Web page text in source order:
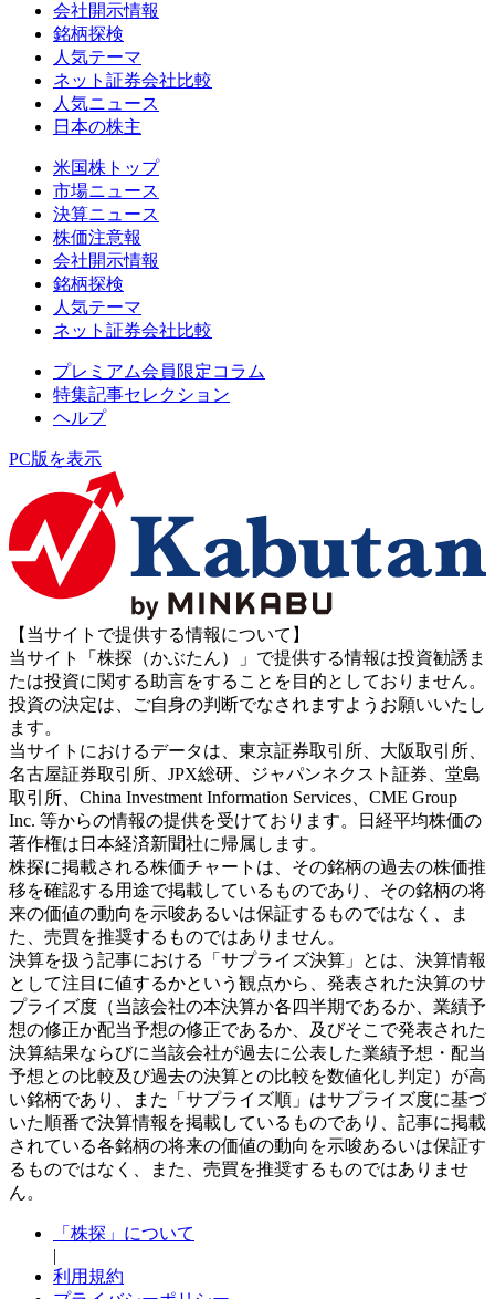
会社開示情報
銘柄探検
人気テーマ
ネット証券会社比較
人気ニュース
日本の株主
米国株トップ
市場ニュース
決算ニュース
株価注意報
会社開示情報
銘柄探検
人気テーマ
ネット証券会社比較
プレミアム会員限定コラム
特集記事セレクション
ヘルプ
PC版を表示
【当サイトで提供する情報について】
当サイト「株探（かぶたん）」で提供する情報は投資勧誘ま
たは投資に関する助言をすることを目的としておりません。
投資の決定は、ご自身の判断でなされますようお願いいたし
ます。
当サイトにおけるデータは、東京証券取引所、大阪取引所、
名古屋証券取引所、JPX総研、ジャパンネクスト証券、堂島
取引所、China Investment Information Services、CME Group
Inc. 等からの情報の提供を受けております。日経平均株価の
著作権は日本経済新聞社に帰属します。
株探に掲載される株価チャートは、その銘柄の過去の株価推
移を確認する用途で掲載しているものであり、その銘柄の将
来の価値の動向を示唆あるいは保証するものではなく、ま
た、売買を推奨するものではありません。
決算を扱う記事における「サプライズ決算」とは、決算情報
として注目に値するかという観点から、発表された決算のサ
プライズ度（当該会社の本決算か各四半期であるか、業績予
想の修正か配当予想の修正であるか、及びそこで発表された
決算結果ならびに当該会社が過去に公表した業績予想・配当
予想との比較及び過去の決算との比較を数値化し判定）が高
い銘柄であり、また「サプライズ順」はサプライズ度に基づ
いた順番で決算情報を掲載しているものであり、記事に掲載
されている各銘柄の将来の価値の動向を示唆あるいは保証す
るものではなく、また、売買を推奨するものではありませ
ん。
「株探」について
|
利用規約